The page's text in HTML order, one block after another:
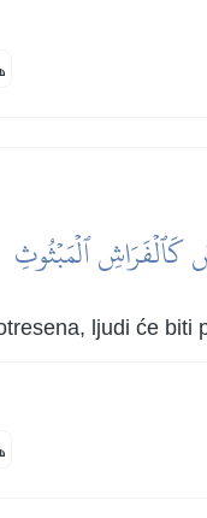
ٱلۡمَبۡثُوثِ
ljudi će biti